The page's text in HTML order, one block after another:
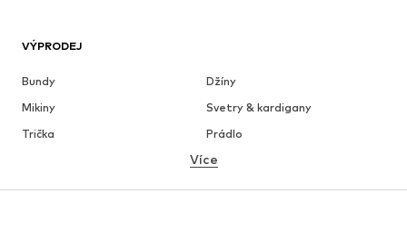
VÝPRODEJ
Bundy
Džíny
Mikiny
Svetry & kardigany
Trička
Prádlo
Košile
Více